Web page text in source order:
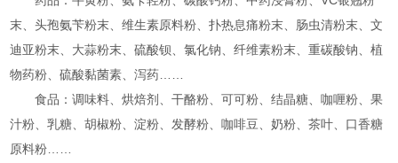
末、头孢氨苄粉末、维生素原料粉、扑热息痛粉末、肠虫清粉末、文
迪亚粉末、大蒜粉末、硫酸钡、氯化钠、纤维素粉末、重碳酸钠、植
物药粉、硫酸黏菌素、泻药……
食品：调味料、烘焙剂、干酪粉、可可粉、结晶糖、咖喱粉、果
汁粉、乳糖、胡椒粉、淀粉、发酵粉、咖啡豆、奶粉、茶叶、口香糖
原料粉……